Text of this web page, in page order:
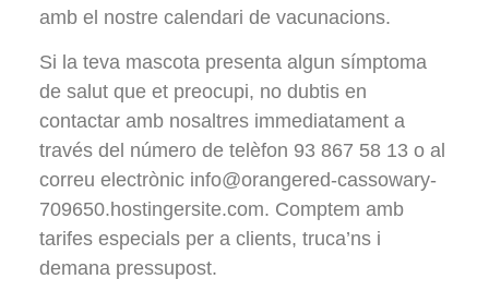
amb el nostre calendari de vacunacions.
Si la teva mascota presenta algun símptoma
de salut que et preocupi, no dubtis en
contactar amb nosaltres immediatament a
través del número de telèfon 93 867 58 13 o al
correu electrònic info@orangered-cassowary-
709650.hostingersite.com. Comptem amb
tarifes especials per a clients, truca’ns i
demana pressupost.